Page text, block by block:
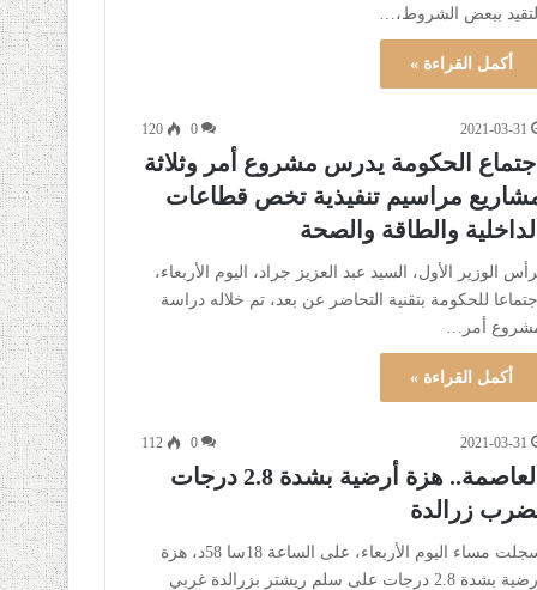
التقيد ببعض الشروط،…
أكمل القراءة »
2021-03-31
0
120
اجتماع الحكومة يدرس مشروع أمر وثلاثة
مراسيم تنفيذية تخص قطاعات
الداخلية والطاقة والصحة
الوزير الأول، السيد عبد العزيز جراد، اليوم الأربعاء،
اجتماعا للحكومة بتقنية التحاضر عن بعد، تم خلاله دراسة
أمر…
أكمل القراءة »
2021-03-31
0
112
العاصمة.. هزة أرضية بشدة 2.8 درجات
زرالدة
سجلت مساء اليوم الأربعاء، على الساعة 18سا 58د، هزة
أرضية بشدة 2.8 درجات على سلم ريشتر بزرالدة غربي